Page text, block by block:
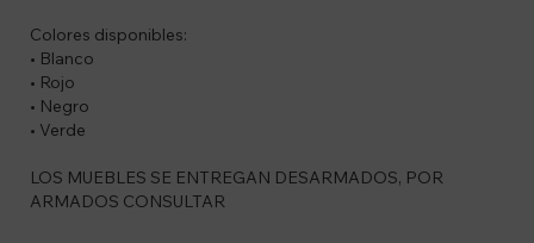
Colores disponibles:
• Blanco
• Rojo
• Negro
• Verde
LOS MUEBLES SE ENTREGAN DESARMADOS, POR
ARMADOS CONSULTAR